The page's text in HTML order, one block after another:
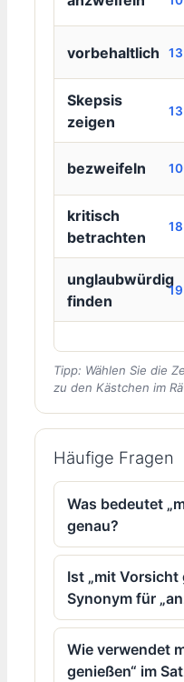
vorbehaltlich
Skepsis
zeigen
bezweifeln
kritisch
betrachten
unglaubwürdig
finden
Tipp: Wählen Sie die
zu den Kästchen im
Häufige Fragen
Was bedeutet
genau?
Ist „mit Vorsicht
Synonym für
Wie verwendet
genießen“ im